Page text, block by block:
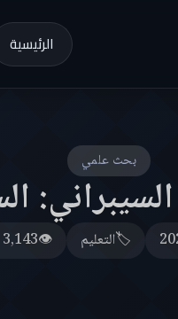
الرئيسية
بحث علمي
🏷️التعليم 👁️3,143 مشاهدة